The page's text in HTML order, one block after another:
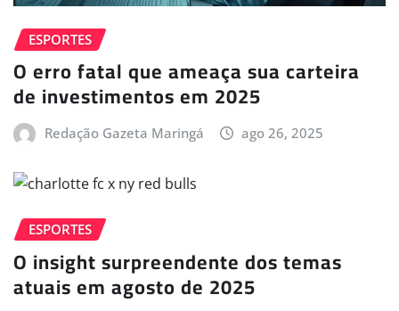
ESPORTES
O erro fatal que ameaça sua carteira
de investimentos em 2025
Redação Gazeta Maringá ago 26, 2025
ESPORTES
O insight surpreendente dos temas
atuais em agosto de 2025